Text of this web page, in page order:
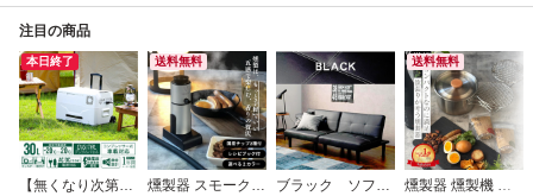
注目の商品
本日終了
【無くなり次第終
送料無料
燻製器 スモークリ
ブラック ソファ
送料無料
燻製器 燻製機 家